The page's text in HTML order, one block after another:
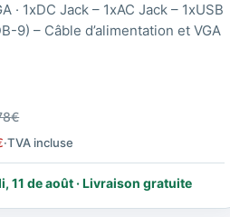
· 1xDC Jack – 1xAC Jack – 1xUSB
9) – Câble d’alimentation et VGA
€
·TVA incluse
11 de août · Livraison gratuite